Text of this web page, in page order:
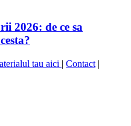
2026: de ce sa
tau aici | Contact |